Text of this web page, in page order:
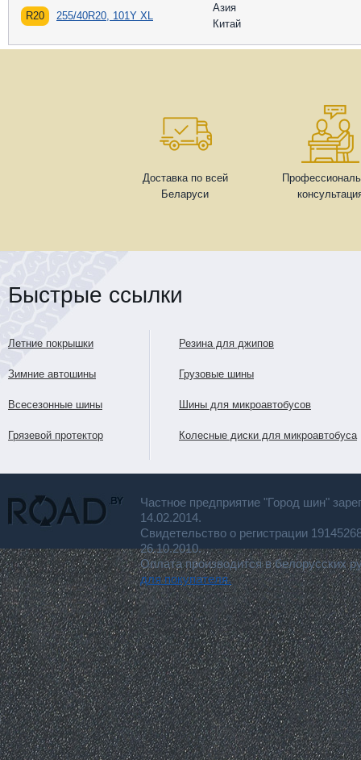
R20 255/40R20, 101Y XL
Азия
Китай
Доставка по всей
Беларуси
Быстрые ссылки
Летние покрышки
Зимние автошины
Всесезонные шины
Грязевой протектор
Резина для джипов
Грузовые шины
Шины для микроавтобусов
Колесные диски для микроавтобуса
Частное предприятие "Город шин"
14.02.2014.
Свидетельство о регистрации
26.10.2010.
Оплата производится в белорусских
для покупателя.